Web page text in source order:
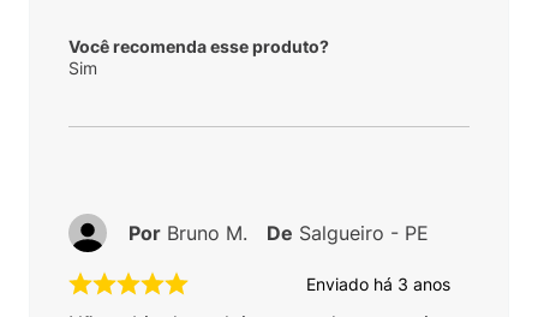
Você recomenda esse produto?
Sim
Enviado há 3 anos
Por Bruno M. De Salgueiro - PE